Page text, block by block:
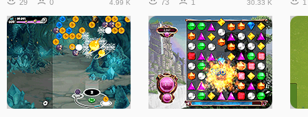
29 0 4.99 K 73 1 30.33 K